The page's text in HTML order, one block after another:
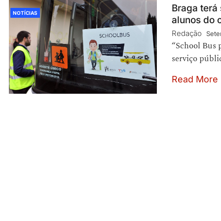
NOTÍCIAS
Braga
alunos do
Redação
“School Bus
serviço
Read More